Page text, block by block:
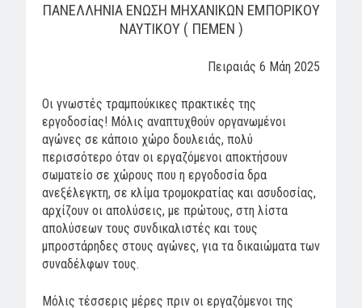
ΠΑΝΕΛΛΗΝΙΑ ΕΝΩΣΗ ΜΗΧΑΝΙΚΩΝ ΕΜΠΟΡΙΚΟΥ
ΝΑΥΤΙΚΟΥ ( ΠΕΜΕΝ )
Πειραιάς 6 Μάη 2025
Οι γνωστές τραμπούκικες πρακτικές της
εργοδοσίας! Μόλις αναπτυχθούν οργανωμένοι
αγώνες σε κάποιο χώρο δουλειάς, πολύ
περισσότερο όταν οι εργαζόμενοι αποκτήσουν
σωματείο σε χώρους που η εργοδοσία δρα
ανεξέλεγκτη, σε κλίμα τρομοκρατίας και ασυδοσίας,
αρχίζουν οι απολύσεις, με πρώτους, στη λίστα
απολύσεων τους συνδικαλιστές και τους
μπροστάρηδες στους αγώνες, για τα δικαιώματα των
συναδέλφων τους.
Μόλις τέσσερις μέρες πριν οι εργαζόμενοι της